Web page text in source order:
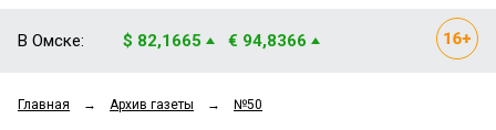
ОБЩЕСТВО
В Омске: $ 82,1665 € 94,8366
Главная → Архив газеты → №50